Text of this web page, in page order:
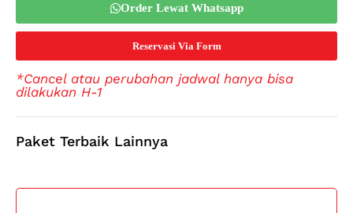
Order Lewat Whatsapp
Reservasi Via Form
*Cancel atau perubahan jadwal hanya bisa
dilakukan H-1
Paket Terbaik Lainnya